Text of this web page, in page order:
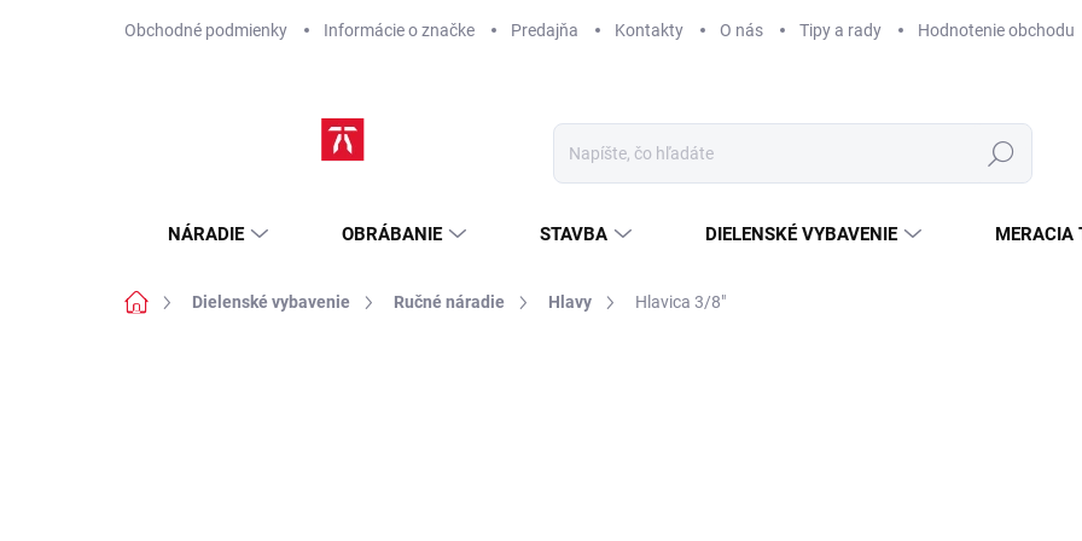
Obchodné podmienky Informácie o značke Predajňa Kontakty O nás Tipy a rady Hodnotenie obchodu
Hľadať
NÁRADIE OBRÁBANIE STAVBA DIELENSKÉ VYBAVENIE MERACIA
DomovDielenské vybavenie Ručné náradie Hlavy Hlavica 3/8"